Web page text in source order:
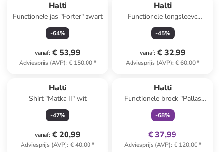
Halti
Functionele jas "Forter" zwart
-64%
vanaf: € 53,99
Adviesprijs (AVP): € 150,00*
Halti
Functionele longsleeve
"Jaako" zwart
-45%
vanaf: € 32,99
Adviesprijs (AVP): € 60,00*
Halti
Shirt "Matka II" wit
-47%
vanaf: € 20,99
Adviesprijs (AVP): € 40,00*
Halti
Functionele broek "Pallas
Cool" donkerblauw
-68%
€ 37,99
Adviesprijs (AVP): € 120,00*